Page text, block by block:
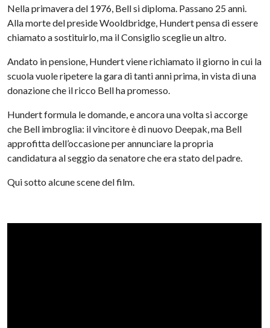
Nella primavera del 1976, Bell si diploma. Passano 25 anni.
Alla morte del preside Wooldbridge, Hundert pensa di essere
chiamato a sostituirlo, ma il Consiglio sceglie un altro.
Andato in pensione, Hundert viene richiamato il giorno in cui la
scuola vuole ripetere la gara di tanti anni prima, in vista di una
donazione che il ricco Bell ha promesso.
Hundert formula le domande, e ancora una volta si accorge
che Bell imbroglia: il vincitore è di nuovo Deepak, ma Bell
approfitta dell’occasione per annunciare la propria
candidatura al seggio da senatore che era stato del padre.
Qui sotto alcune scene del film.